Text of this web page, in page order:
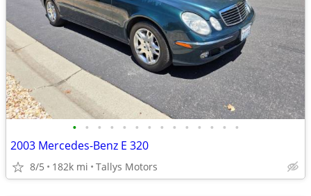
• • • • • • • • • • • • • •
2003 Mercedes-Benz E 320
8/5 182k mi Tallys Motors